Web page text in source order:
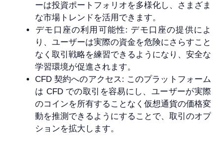
ーは投資ポートフォリオを多様化し、さまざま
な市場トレンドを活用できます。
デモ口座の利用可能性: デモ口座の提供によ
り、ユーザーは実際の資金を危険にさらすこと
なく取引戦略を練習できるようになり、安全な
学習環境が促進されます。
CFD 契約へのアクセス: このプラットフォーム
は CFD での取引を容易にし、ユーザーが実際
のコインを所有することなく仮想通貨の価格変
動を推測できるようにすることで、取引のオプ
ションを拡大します。